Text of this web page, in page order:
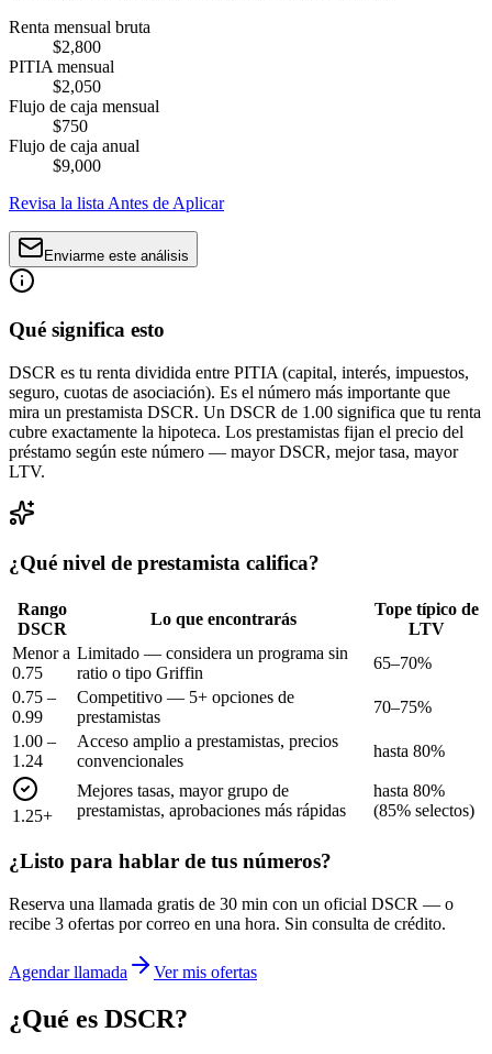
Renta mensual bruta
$2,800
PITIA mensual
$2,050
Flujo de caja mensual
$750
Flujo de caja anual
$9,000
Revisa la lista Antes de Aplicar
Enviarme este análisis
Qué significa esto
DSCR es tu renta dividida entre PITIA (capital, interés, impuestos,
seguro, cuotas de asociación). Es el número más importante que
mira un prestamista DSCR. Un DSCR de 1.00 significa que tu renta
cubre exactamente la hipoteca. Los prestamistas fijan el precio del
préstamo según este número — mayor DSCR, mejor tasa, mayor
LTV.
¿Qué nivel de prestamista califica?
Rango
DSCR
Lo que encontrarás
Tope típico de
LTV
Menor a
0.75
Limitado — considera un programa sin
ratio o tipo Griffin
65–70%
0.75 –
0.99
Competitivo — 5+ opciones de
prestamistas
70–75%
1.00 –
1.24
Acceso amplio a prestamistas, precios
convencionales
hasta 80%
1.25+
Mejores tasas, mayor grupo de
prestamistas, aprobaciones más rápidas
hasta 80%
(85% selectos)
¿Listo para hablar de tus números?
Reserva una llamada gratis de 30 min con un oficial DSCR — o
recibe 3 ofertas por correo en una hora. Sin consulta de crédito.
Agendar llamada Ver mis ofertas
¿Qué es DSCR?